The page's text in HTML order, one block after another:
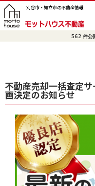
刈谷市・知立市の不動産情報
562 件公
不動産売却一括査定
画決定のお知らせ